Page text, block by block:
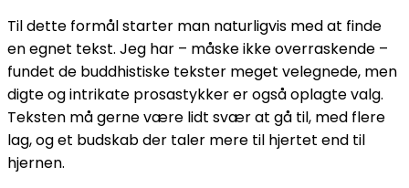
Til dette formål starter man naturligvis med at finde
en egnet tekst. Jeg har – måske ikke overraskende –
fundet de buddhistiske tekster meget velegnede, men
digte og intrikate prosastykker er også oplagte valg.
Teksten må gerne være lidt svær at gå til, med flere
lag, og et budskab der taler mere til hjertet end til
hjernen.